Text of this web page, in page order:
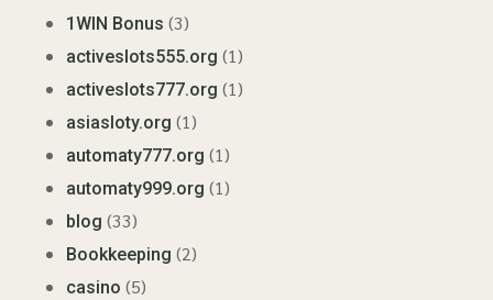
1WIN Bonus (3)
activeslots555.org (1)
activeslots777.org (1)
asiasloty.org (1)
automaty777.org (1)
automaty999.org (1)
blog (33)
Bookkeeping (2)
casino (5)